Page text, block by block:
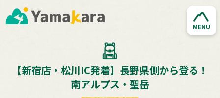
MENU
【新宿店・松川IC発着】長野県側から登る！
南アルプス・聖岳